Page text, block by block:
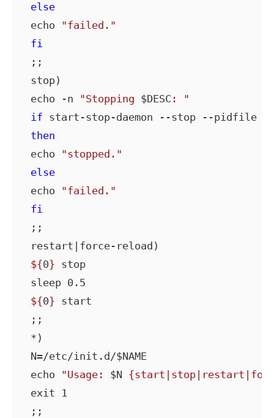
else
echo "failed."
fi
;;
stop)
echo -n "Stopping $DESC : "
if start-stop-daemon --stop --pidfile
then
echo "stopped."
else
echo "failed."
fi
;;
restart|force-reload)
${0} stop
sleep 0.5
${0} start
;;
*)
N=/etc/init.d/$NAME
echo "Usage: $N
exit 1
;;